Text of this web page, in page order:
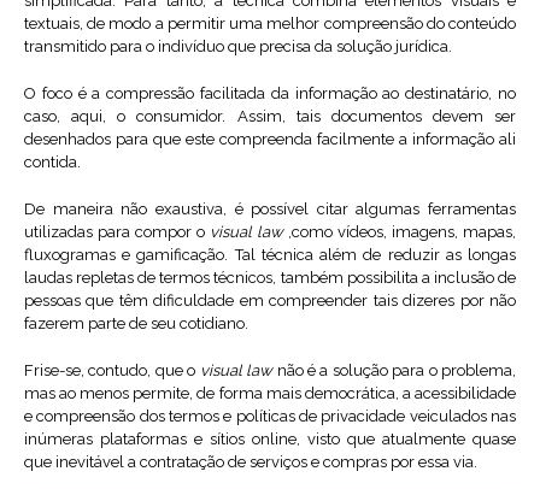
textuais, de modo a permitir uma melhor compreensão do conteúdo
transmitido para o indivíduo que precisa da solução jurídica.
O foco é a compressão facilitada da informação ao destinatário, no
caso, aqui, o consumidor. Assim, tais documentos devem ser
desenhados para que este compreenda facilmente a informação ali
contida.
De maneira não exaustiva, é possível citar algumas ferramentas
utilizadas para compor o visual law,como vídeos, imagens, mapas,
fluxogramas e gamificação. Tal técnica além de reduzir as longas
laudas repletas de termos técnicos, também possibilita a inclusão de
pessoas que têm dificuldade em compreender tais dizeres por não
fazerem parte de seu cotidiano.
Frise-se, contudo, que o visual lawnão é a solução para o problema,
mas ao menos permite, de forma mais democrática, a acessibilidade
e compreensão dos termos e políticas de privacidade veiculados nas
inúmeras plataformas e sítios online, visto que atualmente quase
que inevitável a contratação de serviços e compras por essa via.